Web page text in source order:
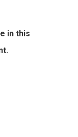
in this